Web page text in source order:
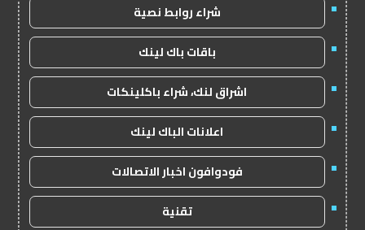
شراء روابط نصية
باقات باك لينك
اشراق لنك، شراء باكلينكات
اعلانات الباك لينك
فودوافون اخبار الاتصالات
تقنية